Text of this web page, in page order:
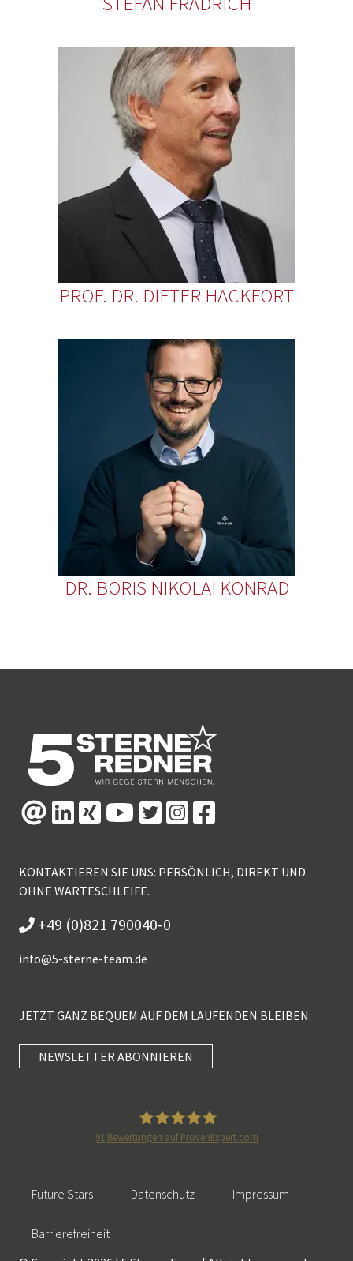
PROF. DR. DIETER HACKFORT
DR. BORIS NIKOLAI KONRAD
KONTAKTIEREN SIE UNS: PERSÖNLICH, DIREKT UND
OHNE WARTESCHLEIFE.
+49 (0)821 790040-0
info@5-sterne-team.de
JETZT GANZ BEQUEM AUF DEM LAUFENDEN BLEIBEN:
NEWSLETTER ABONNIEREN
91 Bewertungen auf ProvenExpert.com
Future Stars Datenschutz Impressum
Barrierefreiheit
SEHR GUT